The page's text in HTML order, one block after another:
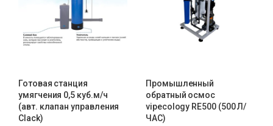
Готовая станция
умягчения 0,5 куб.м/ч
(авт. клапан управления
Clack)
Промышленный
обратный осмос
vipecology RE500 (500 Л/
ЧАС)